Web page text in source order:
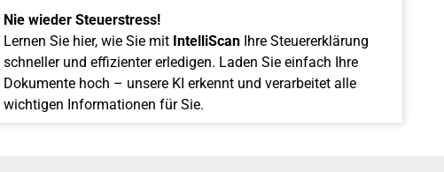
Nie wieder Steuerstress!
Lernen Sie hier, wie Sie mit IntelliScan Ihre Steuererklärung
schneller und effizienter erledigen. Laden Sie einfach Ihre
Dokumente hoch – unsere KI erkennt und verarbeitet alle
wichtigen Informationen für Sie.